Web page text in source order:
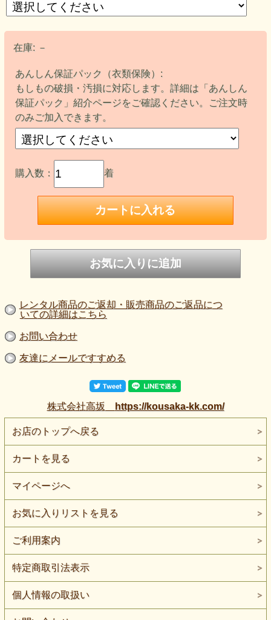
在庫: －
あんしん保証パック（衣類保険）:
もしもの破損・汚損に対応します。詳細は「あんしん
保証パック」紹介ページをご確認ください。ご注文時
のみご加入できます。
購入数： 着
レンタル商品のご返却・販売商品のご返品につ
いての詳細はこちら
お問い合わせ
友達にメールですすめる
株式会社高坂 https://kousaka-kk.com/
お店のトップへ戻る
カートを見る
マイページへ
お気に入りリストを見る
ご利用案内
特定商取引法表示
個人情報の取扱い